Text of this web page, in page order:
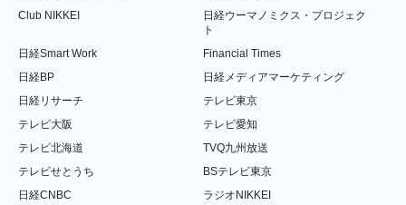
Club NIKKEI
日経ウーマノミクス・プロジェク
ト
日経Smart Work
Financial Times
日経BP
日経メディアマーケティング
日経リサーチ
テレビ東京
テレビ大阪
テレビ愛知
テレビ北海道
TVQ九州放送
テレビせとうち
BSテレビ東京
日経CNBC
ラジオNIKKEI